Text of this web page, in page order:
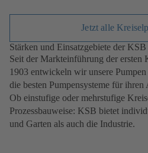
Jetzt alle
Stärken und Einsatzgebiete der
Seit der Markteinführung der
1903 entwickeln wir unsere
die besten Pumpensysteme für
Ob einstufige oder mehrstufige
Prozessbauweise: KSB bietet
und Garten als auch die Industrie.